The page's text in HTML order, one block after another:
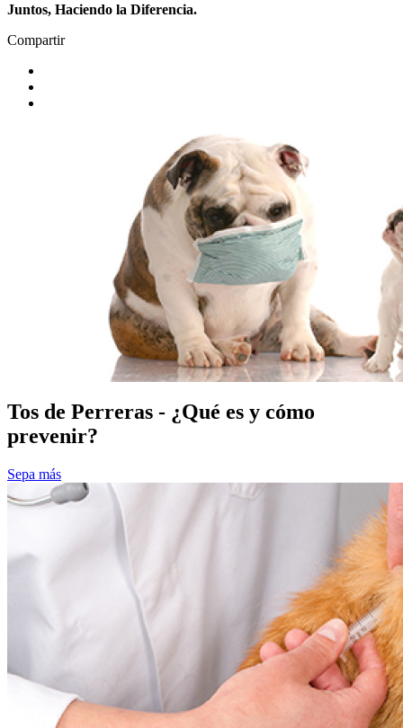
Juntos, Haciendo la Diferencia.
Compartir
Tos de Perreras - ¿Qué es y cómo
prevenir?
Sepa más